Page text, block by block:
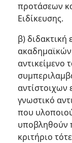
προτάσεων
Ειδίκευσης.
β) διδακτική
αντικείμενο
γνωστικό
που
υποβληθούν
κριτήριο